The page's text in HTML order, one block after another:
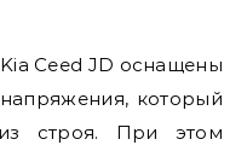
Ceed JD оснащены
который
строя. При этом